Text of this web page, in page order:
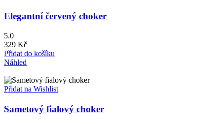
Elegantní červený choker
5.0
329 Kč
Přidat do košíku
Náhled
Přidat na Wishlist
Sametový fialový choker